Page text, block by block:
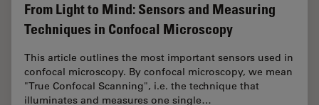
From Light to Mind: Sensors and Measuring
Techniques in Confocal Microscopy
This article outlines the most important sensors used in
confocal microscopy. By confocal microscopy, we mean
"True Confocal Scanning", i.e. the technique that
illuminates and measures one single…